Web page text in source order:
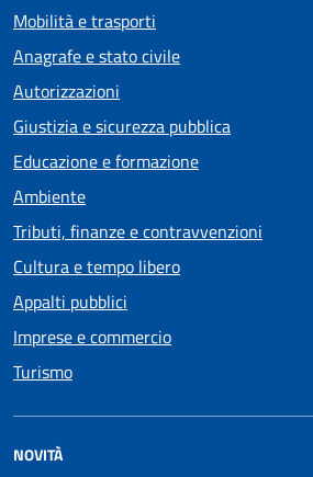
Mobilità e trasporti
Anagrafe e stato civile
Autorizzazioni
Giustizia e sicurezza pubblica
Educazione e formazione
Ambiente
Tributi, finanze e contravvenzioni
Cultura e tempo libero
Appalti pubblici
Imprese e commercio
Turismo
NOVITÀ